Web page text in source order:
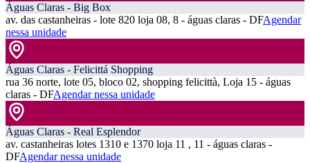
Águas Claras - Big Box
av. das castanheiras - lote 820 loja 08, 8 - águas claras - DFAgendar
nessa unidade
Águas Claras - Felicittá Shopping
rua 36 norte, lote 05, bloco 02, shopping felicittà, Loja 15 - águas
claras - DFAgendar nessa unidade
Águas Claras - Real Esplendor
av. castanheiras lotes 1310 e 1370 loja 11 , 11 - águas claras -
DFAgendar nessa unidade